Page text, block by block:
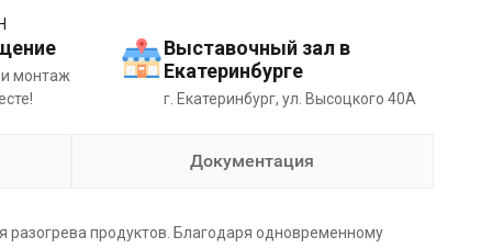
и монтаж
Выставочный зал в
Екатеринбурге
г. Екатеринбург, ул. Высоцкого 40А
Документация
продуктов. Благодаря одновременному